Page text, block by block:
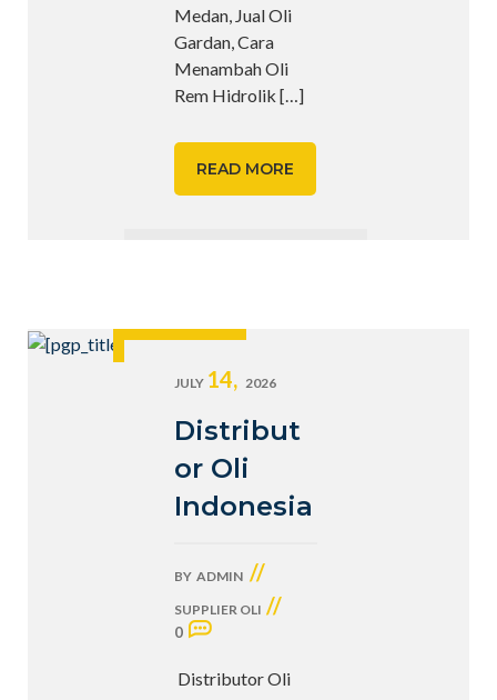
Medan, Jual Oli
Gardan, Cara
Menambah Oli
Rem Hidrolik […]
READ MORE
JULY 14, 2026
Distribut
or Oli
Indonesia
BY ADMIN //
SUPPLIER OLI //
0
Distributor Oli